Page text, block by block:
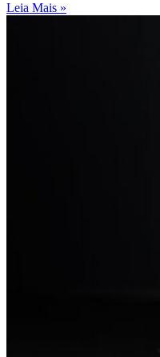
Leia Mais »